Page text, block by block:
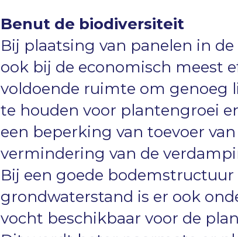
Benut de biodiversiteit
Bij plaatsing van panelen in
ook bij de economisch meest
voldoende ruimte om genoeg
te houden voor plantengroei
een beperking van toevoer
vermindering van de
Bij een goede
grondwaterstand is er ook
vocht beschikbaar voor de